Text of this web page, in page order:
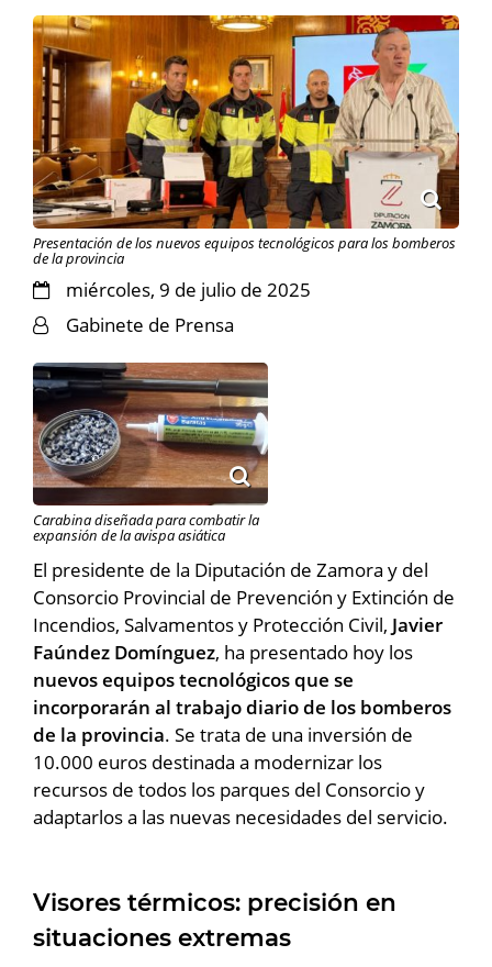
Presentación de los nuevos equipos tecnológicos para los bomberos
de la provincia
miércoles, 9 de julio de 2025
Gabinete de Prensa
Carabina diseñada para combatir la
expansión de la avispa asiática
El presidente de la Diputación de Zamora y del
Consorcio Provincial de Prevención y Extinción de
Incendios, Salvamentos y Protección Civil, Javier
Faúndez Domínguez, ha presentado hoy los
nuevos equipos tecnológicos que se
incorporarán al trabajo diario de los bomberos
de la provincia. Se trata de una inversión de
10.000 euros destinada a modernizar los
recursos de todos los parques del Consorcio y
adaptarlos a las nuevas necesidades del servicio.
Visores térmicos: precisión en
situaciones extremas